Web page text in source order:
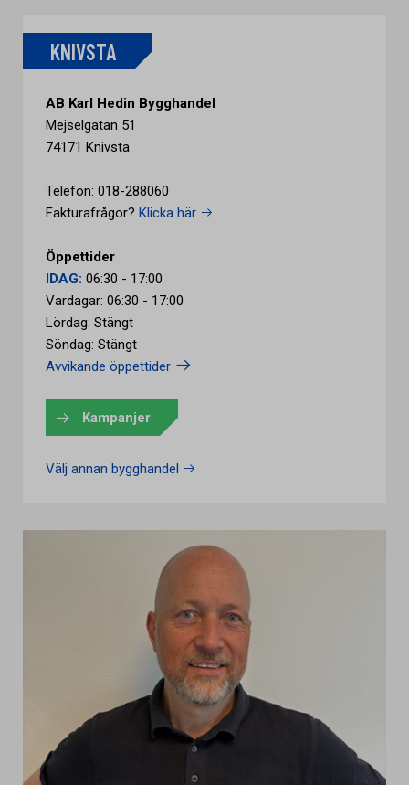
KNIVSTA
AB Karl Hedin Bygghandel
Mejselgatan 51
74171 Knivsta
Telefon: 018-288060
Fakturafrågor? Klicka här
Öppettider
IDAG: 06:30 - 17:00
Vardagar: 06:30 - 17:00
Lördag: Stängt
Söndag: Stängt
Avvikande öppettider
Kampanjer
Välj annan bygghandel